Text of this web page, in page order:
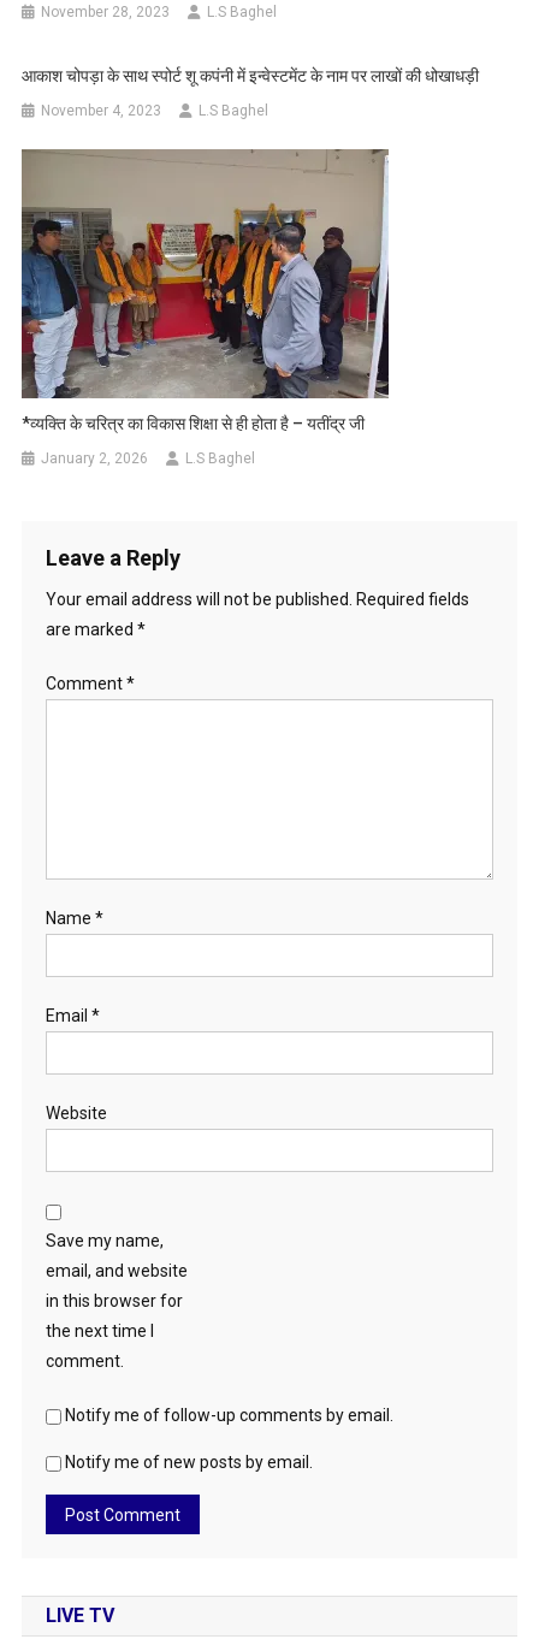
November 28, 2023 L.S Baghel
आकाश चोपड़ा के साथ स्पोर्ट शू कपंनी में इन्वेस्टमेंट के नाम पर लाखों की धोखाधड़ी
November 4, 2023 L.S Baghel
*व्यक्ति के चरित्र का विकास शिक्षा से ही होता है – यतींद्र जी
January 2, 2026 L.S Baghel
Leave a Reply
Your email address will not be published.
Required fields
are marked *
Comment*
Name *
Email *
Website
Save my name,
email, and website
in this browser for
the next time I
comment.
Notify me of follow-up comments by email.
Notify me of new posts by email.
LIVE TV